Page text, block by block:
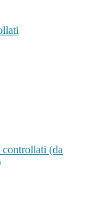
(da